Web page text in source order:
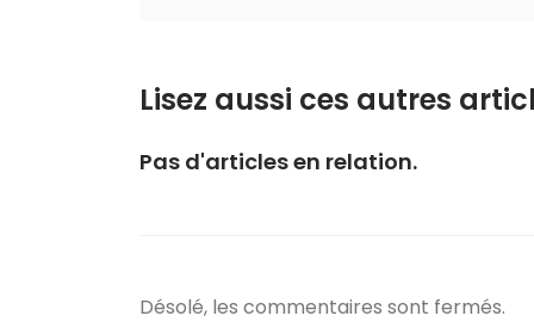
Lisez aussi ces autres
Pas d'articles en relation.
Désolé, les commentaires sont fermés.